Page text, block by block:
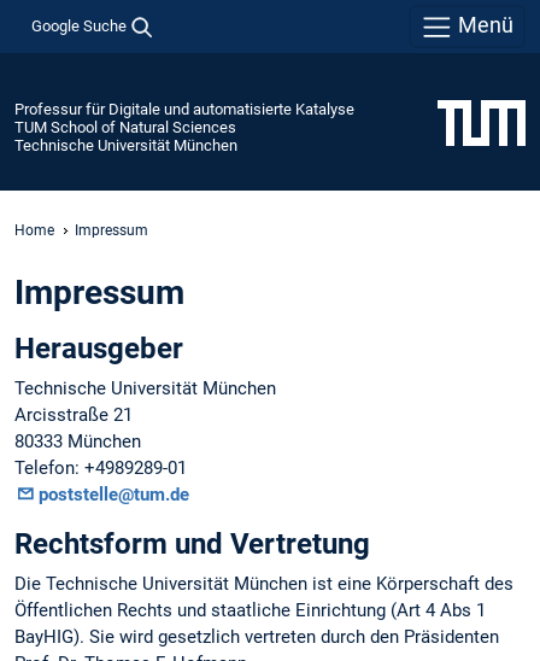
Google Suche Menü
Professur für Digitale und automatisierte Katalyse
TUM School of Natural Sciences
Technische Universität München
Home Impressum
Impressum
Herausgeber
Technische Universität München
Arcisstraße 21
80333 München
Telefon: +4989289-01
poststelle@tum.de
Rechtsform und Vertretung
Die Technische Universität München ist eine Körperschaft des
Öffentlichen Rechts und staatliche Einrichtung (Art 4 Abs 1
BayHIG). Sie wird gesetzlich vertreten durch den Präsidenten